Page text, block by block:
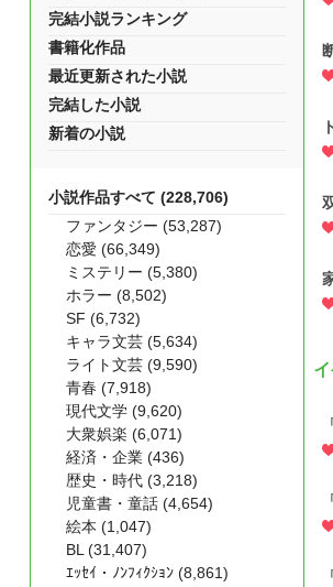
完結小説ランキング
書籍化作品
最近更新された小説
完結した小説
新着の小説
小説作品すべて (228,706)
ファンタジー (53,287)
恋愛 (66,349)
ミステリー (5,380)
ホラー (8,502)
SF (6,732)
キャラ文芸 (5,634)
ライト文芸 (9,590)
青春 (7,918)
現代文学 (9,620)
大衆娯楽 (6,071)
経済・企業 (436)
歴史・時代 (3,218)
児童書・童話 (4,654)
絵本 (1,047)
BL (31,407)
ｴｯｾｲ・ﾉﾝﾌｨｸｼｮﾝ (8,861)